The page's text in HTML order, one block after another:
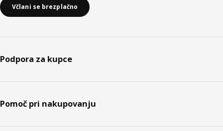
Včlani se brezplačno
Podpora za kupce
Pomoč pri nakupovanju